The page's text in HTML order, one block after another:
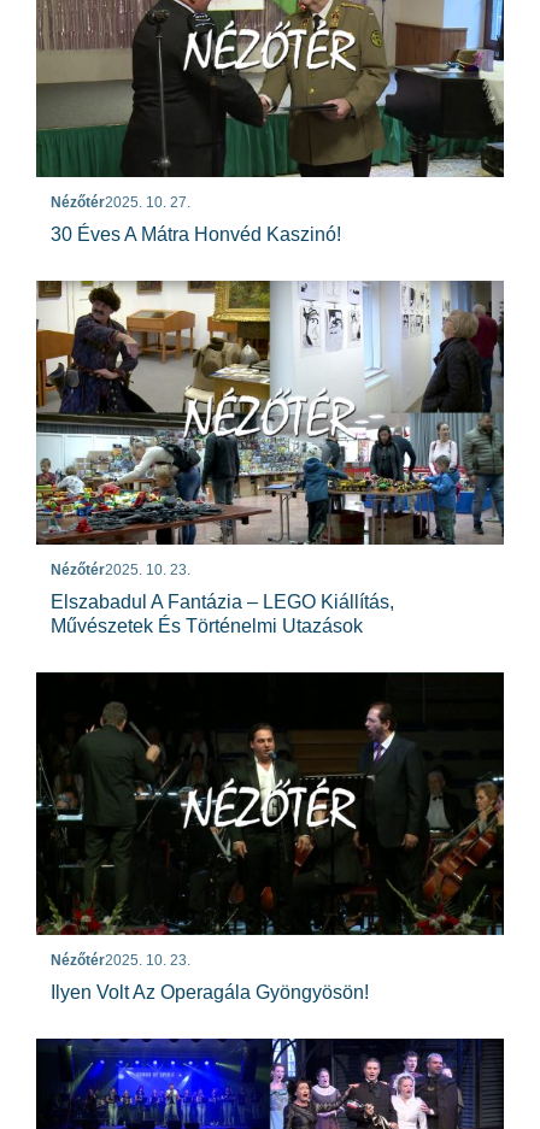
Nézőtér2025. 10. 27.
30 Éves A Mátra Honvéd Kaszinó!
Nézőtér2025. 10. 23.
Elszabadul A Fantázia – LEGO Kiállítás,
Művészetek És Történelmi Utazások
Nézőtér2025. 10. 23.
Ilyen Volt Az Operagála Gyöngyösön!